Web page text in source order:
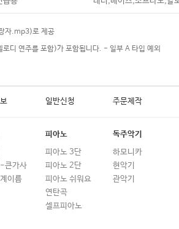
자.mp3)로 제공
디 연주를 포함)가 포함됩니다. - 일부 A 타입 예외
일반신청 주문제작
큰가사
이름
피아노
피아노 3단
피아노 2단
피아노 쉬워요
연탄곡
셀프피아노
독주악기
하모니카
현악기
관악기